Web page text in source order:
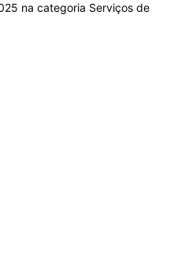
na categoria Serviços de